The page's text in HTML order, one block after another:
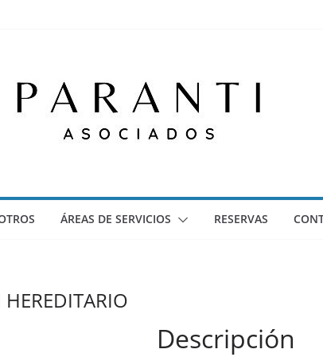
ÁREAS DE SERVICIOS RESERVAS
Descripción